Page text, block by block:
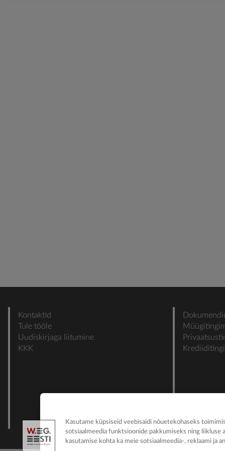
Kontaktid
Tule tööle
Uudiskirjaga liitumine
KKK
Kasutame küpsiseid veebisaidi nõuetekohaseks
sotsiaalmeedia funktsioonide pakkumiseks ning liikluse
kasutamise kohta ka meie sotsiaalmeedia-, reklaami ja